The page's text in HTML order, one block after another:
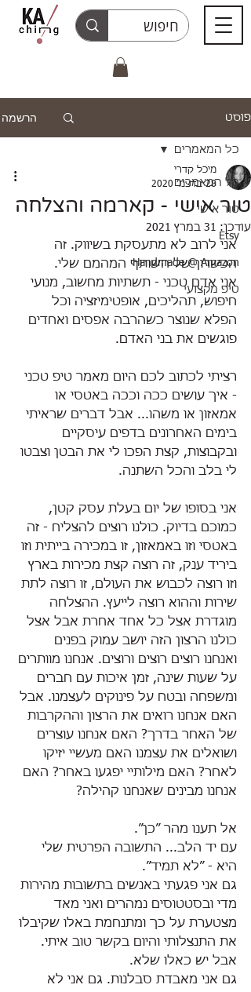
פוסט הרשמה
כל המאמרים
טור אישי
Etsy
Handmade @ Amazon
טיפ מקצועי
כל המאמרים
טור אישי - קארמה והצלחה
מיכל קדרי
28 בדצמ׳ 2020
עודכן: 31 במרץ 2021
אני לרוב לא מתעסקת בשיווק. זה
הכשרון של השותף המהמם שלי.
אני אדם טכני - תשתיות מחשוב, מנועי
חיפוש, תהליכים, אופטימיזציה וכל
הפלא שנוצר כשהרבה אפסים ואחדים
פוגשים את בני האדם.
רציתי לכתוב לכם היום מאמר טיפ טכני
- איך עושים ככה וככה באטסי או
אמאזון או משהו... אבל דברים שראיתי
בימים האחרונים בדפים עיסקיים
ובקבוצות, קצת הפכו לי את הבטן וצבטו
לי בלב והכל השתנה.
אני בסופו של יום בעלת עסק קטן,
כמוכם בדיוק. כולנו רוצים להצליח - זה
באטסי וזו באמאזון, זו במכירה בייתית וזו
ביריד ענק, זה רוצה קצת מכירות בארץ
וזו רוצה לכבוש את העולם, זו רוצה לתת
שירות וההוא רוצה לייעץ. ההצלחה
מוגדרת אצל כל אחד אחרת אבל אצל
כולנו הרצון הזה יושב עמוק בפנים
ואנחנו רוצים רוצים ורוצים. אנחנו מוותרים
על שעות שינה, זמן איכות עם חברים
ומשפחה ובטח על פינוקים לעצמנו. אבל
האם אנחנו רואים את הרצון וההקרבות
של האחר בדרך? האם אנחנו עוצרים
ושואלים את עצמנו האם מעשיי יזיקו
לאחר? האם מילותיי יפגעו באחר? האם
אנחנו מבינים שאנחנו קהילה?
אל תענו מהר ״כן״.
עם יד הלב... התשובה הפרטית שלי
היא - ״לא תמיד״.
גם אני פגעתי באנשים בתשובות מהירות
מדי ובסטטוסים נמהרים ואני מאד
מצטערת על כך ומתנחמת באלו שקיבלו
את התנצלותי והיום בקשר טוב איתי.
אבל יש כאלו שלא.
גם אני מאבדת סבלנות. גם אני לא